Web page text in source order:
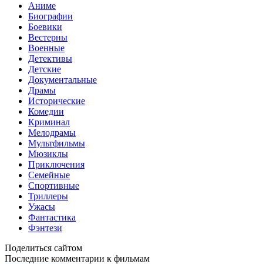
Аниме
Биографии
Боевики
Вестерны
Военные
Детективы
Детские
Документальные
Драмы
Исторические
Комедии
Криминал
Мелодрамы
Мультфильмы
Мюзиклы
Приключения
Семейные
Спортивные
Триллеры
Ужасы
Фантастика
Фэнтези
Поделиться сайтом
Последние комментарии к фильмам